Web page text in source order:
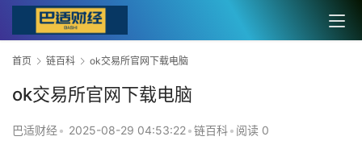
首页 链百科 ok交易所官网下载电脑
ok交易所官网下载电脑
巴适财经• 2025-08-29 04:53:22•链百科• 阅读 0